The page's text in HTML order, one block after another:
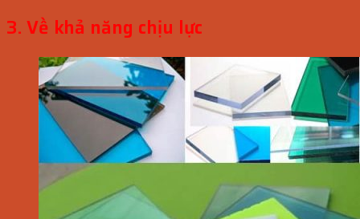
3. Về khả năng chịu lực